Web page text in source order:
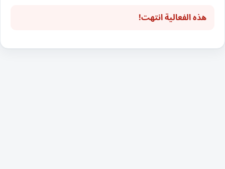
هذه الفعالية انتهت!